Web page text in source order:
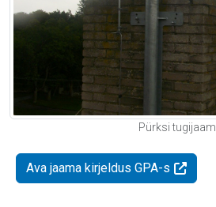
Pürksi tugijaam
Ava jaama kirjeldus GPA-s